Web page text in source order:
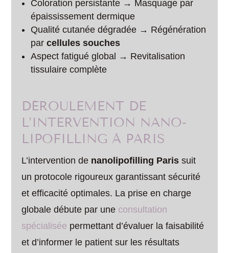
Coloration persistante → Masquage par
épaississement dermique
Qualité cutanée dégradée → Régénération
parcellules souches
Aspect fatigué global → Revitalisation
tissulaire complète
DÉROULEMENT DE
L’INTERVENTION NANO-
LIPOFILLING À PARIS
L’intervention de nanolipofilling Paris suit
un protocole rigoureux garantissant sécurité
et efficacité optimales. La prise en charge
globale débute par une consultation
spécialisée permettant d’évaluer la faisabilité
et d’informer le patient sur les résultats